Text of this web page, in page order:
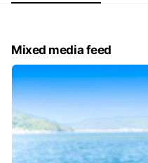
Mixed media feed